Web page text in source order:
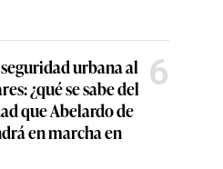
urbana al
¿qué se sabe del
que Abelardo de
en marcha en
6